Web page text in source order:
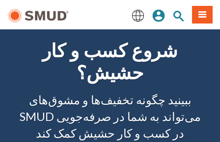
English
ورودسایتمنو
شروع کسب و کار
حشیش؟
ببینید چگونه تخفیف‌ها و مشوق‌های
SMUD می‌تواند به شما در صرفه‌جویی
در کسب و کار حشیش کمک کند